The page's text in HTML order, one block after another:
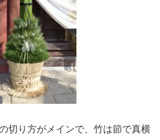
切り方がメインで、竹は節で真横